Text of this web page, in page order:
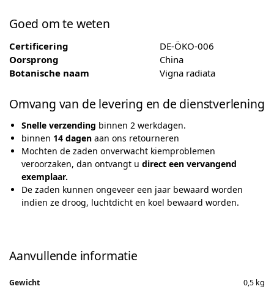
Goed om te weten
Certificering
DE-ÖKO-006
Oorsprong
China
Botanische naam
Vigna radiata
Omvang van de levering en de dienstverlening
Snelle verzending binnen 2 werkdagen.
binnen 14 dagen aan ons retourneren
Mochten de zaden onverwacht kiemproblemen
veroorzaken, dan ontvangt u direct een vervangend
exemplaar.
De zaden kunnen ongeveer een jaar bewaard worden
indien ze droog, luchtdicht en koel bewaard worden.
Aanvullende informatie
Gewicht 0,5 kg